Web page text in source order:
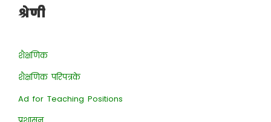
श्रेणी
शैक्षणिक
शैक्षणिक परिपत्रके
Ad for Teaching Positions